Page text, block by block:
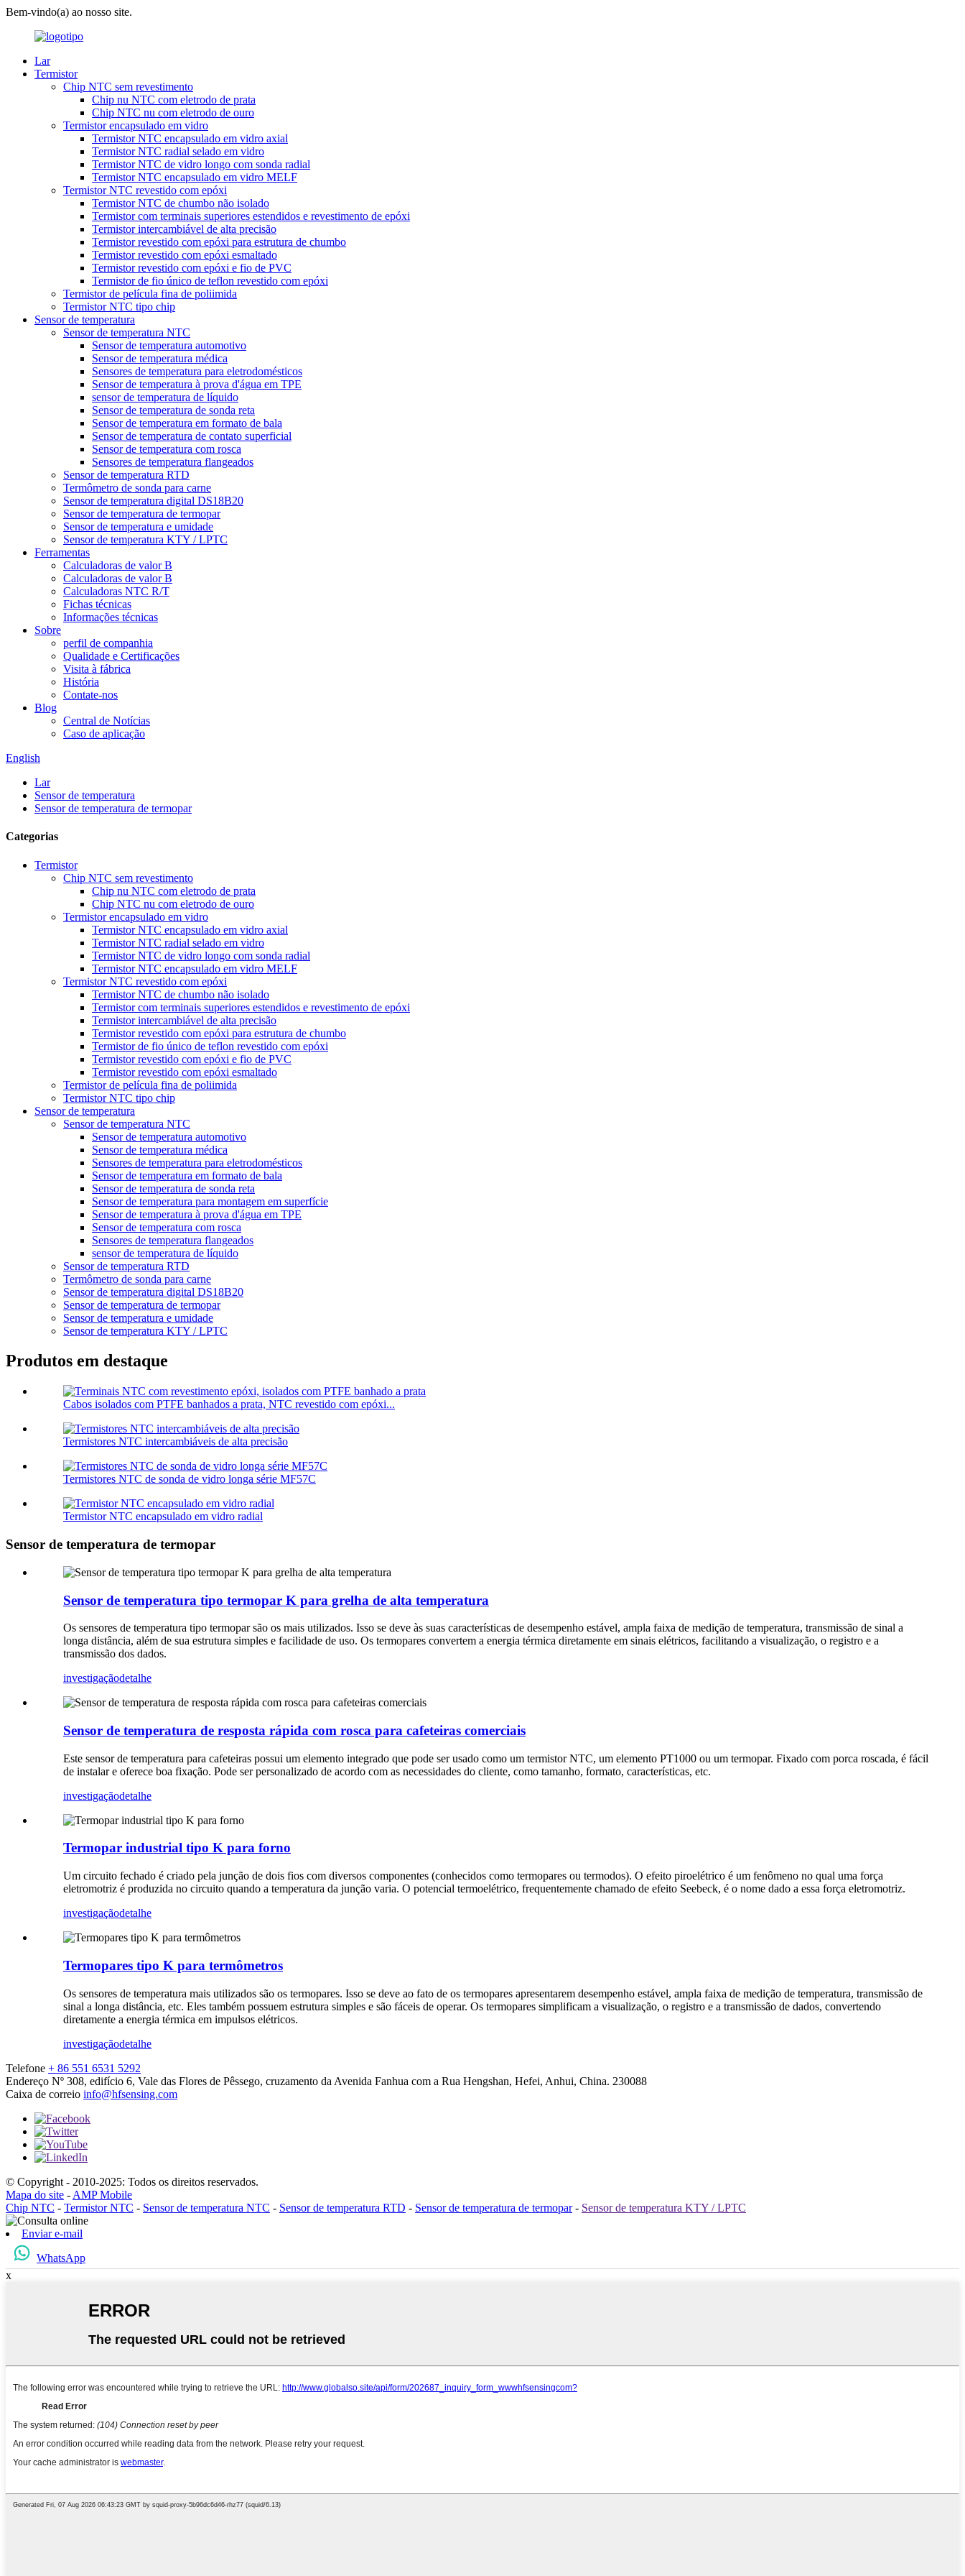
Bem-vindo(a) ao nosso site.
Lar
Termistor
Chip NTC sem revestimento
Chip nu NTC com eletrodo de prata
Chip NTC nu com eletrodo de ouro
Termistor encapsulado em vidro
Termistor NTC encapsulado em vidro axial
Termistor NTC radial selado em vidro
Termistor NTC de vidro longo com sonda radial
Termistor NTC encapsulado em vidro MELF
Termistor NTC revestido com epóxi
Termistor NTC de chumbo não isolado
Termistor com terminais superiores estendidos e revestimento de epóxi
Termistor intercambiável de alta precisão
Termistor revestido com epóxi para estrutura de chumbo
Termistor revestido com epóxi esmaltado
Termistor revestido com epóxi e fio de PVC
Termistor de fio único de teflon revestido com epóxi
Termistor de película fina de poliimida
Termistor NTC tipo chip
Sensor de temperatura
Sensor de temperatura NTC
Sensor de temperatura automotivo
Sensor de temperatura médica
Sensores de temperatura para eletrodomésticos
Sensor de temperatura à prova d'água em TPE
sensor de temperatura de líquido
Sensor de temperatura de sonda reta
Sensor de temperatura em formato de bala
Sensor de temperatura de contato superficial
Sensor de temperatura com rosca
Sensores de temperatura flangeados
Sensor de temperatura RTD
Termômetro de sonda para carne
Sensor de temperatura digital DS18B20
Sensor de temperatura de termopar
Sensor de temperatura e umidade
Sensor de temperatura KTY / LPTC
Ferramentas
Calculadoras de valor B
Calculadoras de valor B
Calculadoras NTC R/T
Fichas técnicas
Informações técnicas
Sobre
perfil de companhia
Qualidade e Certificações
Visita à fábrica
História
Contate-nos
Blog
Central de Notícias
Caso de aplicação
English
Lar
Sensor de temperatura
Sensor de temperatura de termopar
Categorias
Termistor
Chip NTC sem revestimento
Chip nu NTC com eletrodo de prata
Chip NTC nu com eletrodo de ouro
Termistor encapsulado em vidro
Termistor NTC encapsulado em vidro axial
Termistor NTC radial selado em vidro
Termistor NTC de vidro longo com sonda radial
Termistor NTC encapsulado em vidro MELF
Termistor NTC revestido com epóxi
Termistor NTC de chumbo não isolado
Termistor com terminais superiores estendidos e revestimento de epóxi
Termistor intercambiável de alta precisão
Termistor revestido com epóxi para estrutura de chumbo
Termistor de fio único de teflon revestido com epóxi
Termistor revestido com epóxi e fio de PVC
Termistor revestido com epóxi esmaltado
Termistor de película fina de poliimida
Termistor NTC tipo chip
Sensor de temperatura
Sensor de temperatura NTC
Sensor de temperatura automotivo
Sensor de temperatura médica
Sensores de temperatura para eletrodomésticos
Sensor de temperatura em formato de bala
Sensor de temperatura de sonda reta
Sensor de temperatura para montagem em superfície
Sensor de temperatura à prova d'água em TPE
Sensor de temperatura com rosca
Sensores de temperatura flangeados
sensor de temperatura de líquido
Sensor de temperatura RTD
Termômetro de sonda para carne
Sensor de temperatura digital DS18B20
Sensor de temperatura de termopar
Sensor de temperatura e umidade
Sensor de temperatura KTY / LPTC
Produtos em destaque
Cabos isolados com PTFE banhados a prata, NTC revestido com epóxi...
Termistores NTC intercambiáveis ​​de alta precisão
Termistores NTC de sonda de vidro longa série MF57C
Termistor NTC encapsulado em vidro radial
Sensor de temperatura de termopar
Sensor de temperatura tipo termopar K para grelha de alta temperatura
Os sensores de temperatura tipo termopar são os mais utilizados. Isso se deve às suas características de desempenho estável, ampla faixa de medição de temperatura, transmissão de sinal a
longa distância, além de sua estrutura simples e facilidade de uso. Os termopares convertem a energia térmica diretamente em sinais elétricos, facilitando a visualização, o registro e a
transmissão dos dados.
investigaçãodetalhe
Sensor de temperatura de resposta rápida com rosca para cafeteiras comerciais
Este sensor de temperatura para cafeteiras possui um elemento integrado que pode ser usado como um termistor NTC, um elemento PT1000 ou um termopar. Fixado com porca roscada, é fácil
de instalar e oferece boa fixação. Pode ser personalizado de acordo com as necessidades do cliente, como tamanho, formato, características, etc.
investigaçãodetalhe
Termopar industrial tipo K para forno
Um circuito fechado é criado pela junção de dois fios com diversos componentes (conhecidos como termopares ou termodos). O efeito piroelétrico é um fenômeno no qual uma força
eletromotriz é produzida no circuito quando a temperatura da junção varia. O potencial termoelétrico, frequentemente chamado de efeito Seebeck, é o nome dado a essa força eletromotriz.
investigaçãodetalhe
Termopares tipo K para termômetros
Os sensores de temperatura mais utilizados são os termopares. Isso se deve ao fato de os termopares apresentarem desempenho estável, ampla faixa de medição de temperatura, transmissão de
sinal a longa distância, etc. Eles também possuem estrutura simples e são fáceis de operar. Os termopares simplificam a visualização, o registro e a transmissão de dados, convertendo
diretamente a energia térmica em impulsos elétricos.
investigaçãodetalhe
Telefone + 86 551 6531 5292
Endereço Nº 308, edifício 6, Vale das Flores de Pêssego, cruzamento da Avenida Fanhua com a Rua Hengshan, Hefei, Anhui, China. 230088
Caixa de correio info@hfsensing.com
© Copyright - 2010-2025: Todos os direitos reservados.
Mapa do site - AMP Mobile
Chip NTC - Termistor NTC - Sensor de temperatura NTC - Sensor de temperatura RTD - Sensor de temperatura de termopar- Sensor de temperatura KTY / LPTC
Enviar e-mail
WhatsApp
x